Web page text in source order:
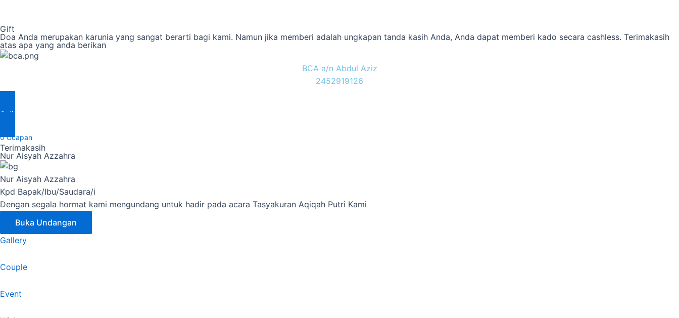
Gift
Doa Anda merupakan karunia yang sangat berarti bagi kami. Namun jika memberi adalah ungkapan tanda kasih Anda, Anda dapat memberi kado secara cashless. Terimakasih
atas apa yang anda berikan
BCA a/n Abdul Aziz
2452919126
Salin Rekening
0Ucapan
Terimakasih
Nur Aisyah Azzahra
Nur Aisyah Azzahra
Kpd Bapak/Ibu/Saudara/i
Dengan segala hormat kami mengundang untuk hadir pada acara Tasyakuran Aqiqah Putri Kami
Buka Undangan
Gallery
Couple
Event